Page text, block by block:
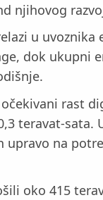
njihovog
u
dok ukupni
rast
teravat-sata.
na
oko 415